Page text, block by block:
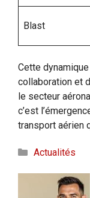
Blast
Cette
collaboration et
le secteur
c’est
transport aérien
Catégories
Actualités